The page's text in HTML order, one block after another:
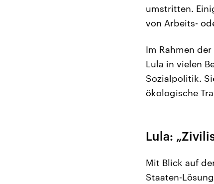
umstritten.
von Arbeits-
Im Rahmen
Lula in vielen
Sozialpolitik.
ökologische
Lula:
Mit Blick auf
Staaten-